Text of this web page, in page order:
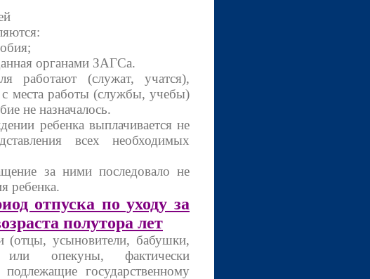
органами ЗАГСа.
(служат, учатся),
с места работы (службы, учебы)
не назначалось.
ребенка выплачивается не
всех необходимых
за ними последовало не
ребенка.
отпуска по уходу за
полутора лет
усыновители, бабушки,
опекуны, фактически
государственному